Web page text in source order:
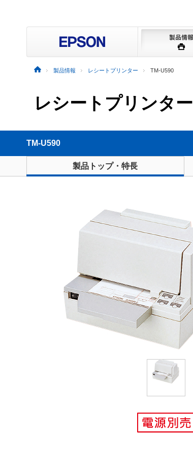
製品情報 レシートプリンター TM-U590
レシートプリンター
TM-U590
製品トップ・特長